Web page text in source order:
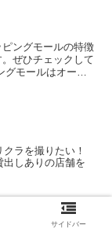
ングモールの特徴
ぜひチェックして
クラを撮りたい！
しありの店舗を
サイドバー